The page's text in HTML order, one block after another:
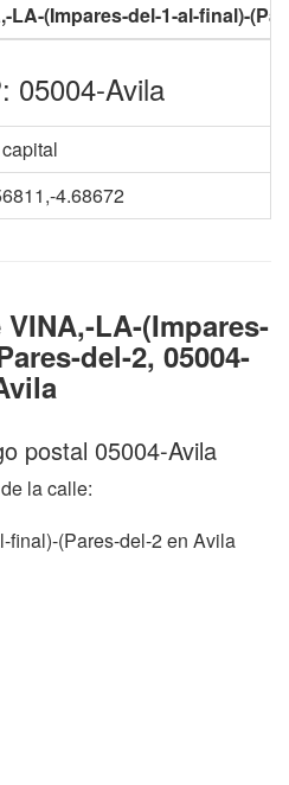
LA-(Impares-del-1-al-final)-
05004-Avila
4.68672
LA-(Impares-
del-2, 05004-
postal 05004-Avila
la calle:
final)-(Pares-del-2 en Avila